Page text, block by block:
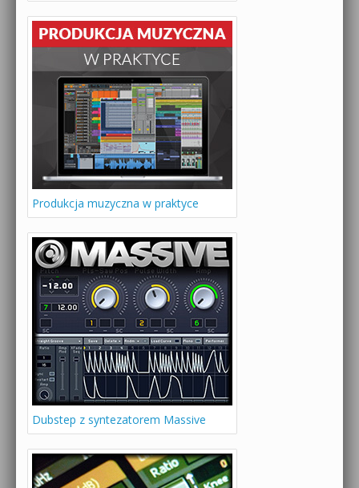
Produkcja muzyczna w praktyce
Dubstep z syntezatorem Massive